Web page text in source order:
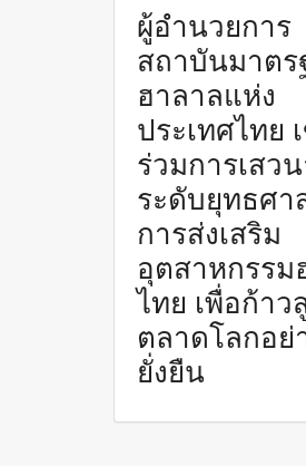
ผู้อำนวยการ
สถาบันมาตร
ฮาลาลแห่ง
ประเทศไทย
ร่วมการเสว
ระดับยุทธศา
การส่งเสริม
อุตสาหกรรม
ไทย เพื่อก้าว
ตลาดโลกอย่
ยั่งยืน